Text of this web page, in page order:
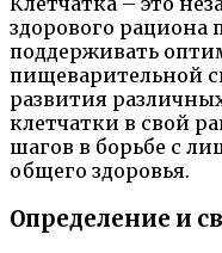
здорового рациона
поддерживать
пищеварительной
развития
клетчатки в свой
шагов в борьбе с
общего здоровья.
Определение и